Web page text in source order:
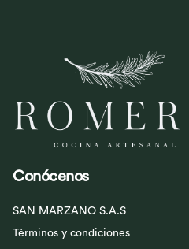
Conócenos
SAN MARZANO S.A.S
Términos y condiciones